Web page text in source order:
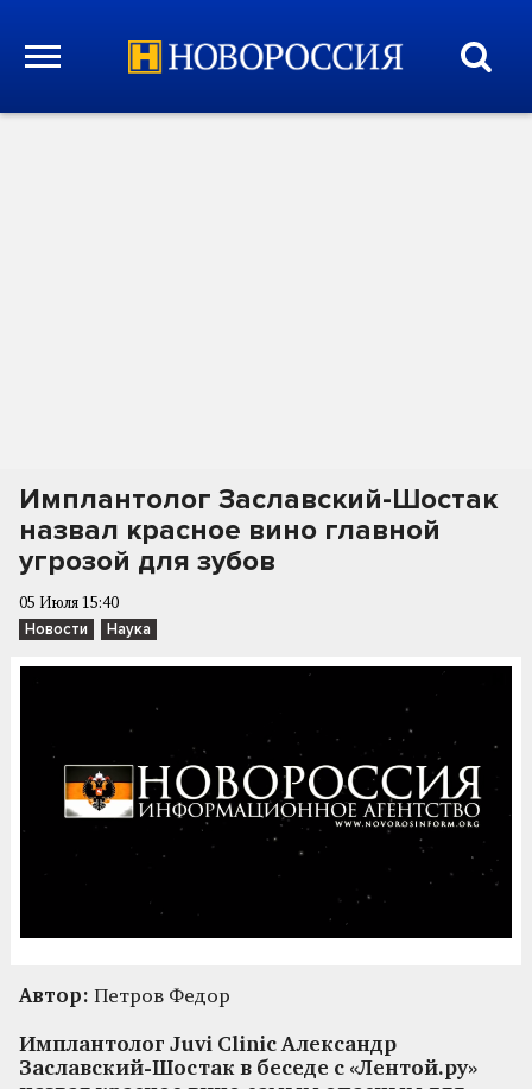
Имплантолог Заславский-Шостак
назвал красное вино главной
угрозой для зубов
05 Июля 15:40
Новости Наука
Автор: Петров Федор
Имплантолог Juvi Clinic Александр
Заславский-Шостак в беседе с «Лентой.ру»